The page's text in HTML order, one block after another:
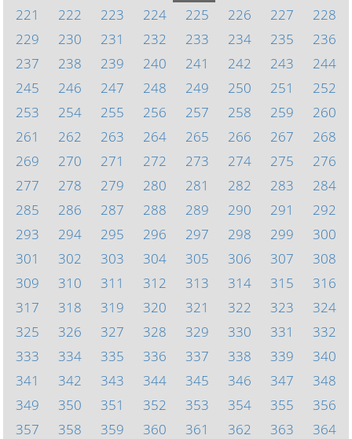
221
222 223 224 225 226 227
228
229
230 231 232 233 234 235
236
237
238 239 240 241 242 243
244
245
246 247 248 249 250 251
252
253
254 255 256 257 258 259
260
261
262 263 264 265 266 267
268
269
270 271 272 273 274 275
276
277
278 279 280 281 282 283
284
285
286 287 288 289 290 291
292
293
294 295 296 297 298 299
300
301
302 303 304 305 306 307
308
309
310 311 312 313 314 315
316
317
318 319 320 321 322 323
324
325
326 327 328 329 330 331
332
333
334 335 336 337 338 339
340
341
342 343 344 345 346 347
348
349
350 351 352 353 354 355
356
357
358 359 360 361 362 363 364